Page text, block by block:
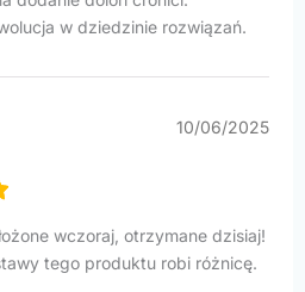
w dziedzinie rozwiązań.
10/06/2025
wczoraj, otrzymane dzisiaj!
tego produktu robi różnicę.